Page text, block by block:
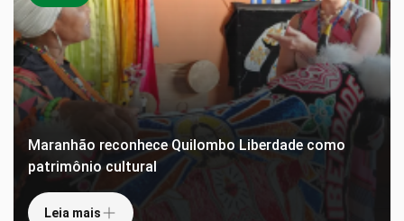
Maranhão reconhece Quilombo Liberdade como
patrimônio cultural
Leia mais